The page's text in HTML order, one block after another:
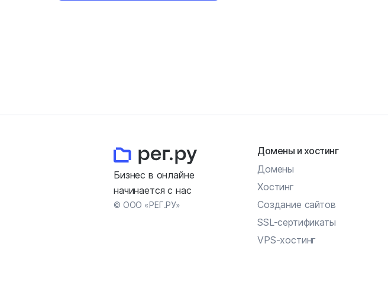
Бизнес в онлайне
начинается с нас
© ООО «РЕГ.РУ»
Домены и хостинг
Домены
Хостинг
Создание сайтов
SSL-сертификаты
VPS-хостинг